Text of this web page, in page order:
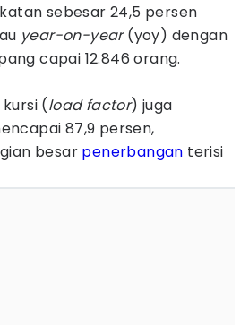
sebesar 24,5 persen
year-on-year(yoy) dengan
capai 12.846 orang.
(load factor) juga
87,9 persen,
besar penerbangan terisi